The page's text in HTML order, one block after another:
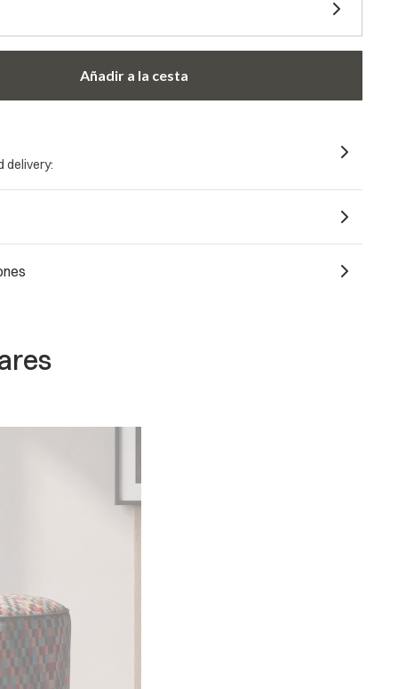
Añadir a la cesta
delivery: